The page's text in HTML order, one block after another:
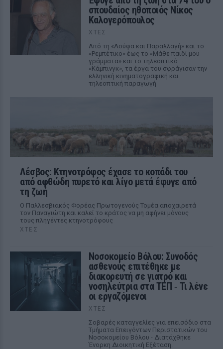
σπουδαίος ηθοποιός Νίκος
Καλογερόπουλος
ΧΤΕΣ
Από τη «Λούφα και Παραλλαγή» και το
«Ρεμπέτικο» έως το «Μάθε παιδί μου
γράμματα» και το τηλεοπτικό
«Κάμπινγκ», τα έργα του σφράγισαν την
ελληνική κινηματογραφική και
τηλεοπτική παραγωγή
Λέσβος: Κτηνοτρόφος έχασε το κοπάδι του
από αφθώδη πυρετό και λίγο μετά έφυγε από
τη ζωή
Ο Παλλεσβιακός Φορέας Πρωτογενούς Τομέα αποχαιρετά
τον Παναγιώτη και καλεί το κράτος να μη αφήνει μόνους
τους πληγέντες κτηνοτρόφους
ΧΤΕΣ
Νοσοκομείο Βόλου: Συνοδός
ασθενούς επιτέθηκε με
διακορευτή σε γιατρό και
νοσηλεύτρια στα ΤΕΠ ‑ Τι λένε
οι εργαζόμενοι
ΧΤΕΣ
Σοβαρές καταγγελίες για επεισόδιο στα
Τμήματα Επειγόντων Περιστατικών του
Νοσοκομείου Βόλου - Διατάχθηκε
Ένορκη Διοικητική Εξέταση.